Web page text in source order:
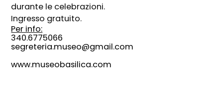
durante le celebrazioni.
Ingresso gratuito.
Per info:
340.6775066
segreteria.museo@gmail.com
www.museobasilica.com